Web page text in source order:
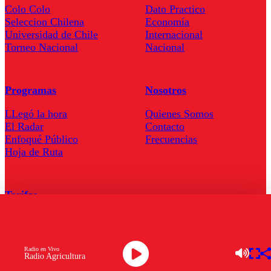
Radio Agricultura
Radio en Vivo
Colo Colo
Seleccion Chilena
Universidad de Chile
Torneo Nacional
Dato Practico
Economía
Internacional
Nacional
Programas
LLegó la hora
El Radar
Enfoqué Público
Hoja de Ruta
Nosotros
Quienes Somos
Contacto
Frecuencias
Tarifas